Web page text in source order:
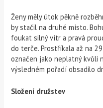
Ženy měly útok pěkně
by stačil na druhé místo.
foukat silný vítr a pravá
do terče. Prostříkala až na
označen jako neplatný kvůli
výsledném pořadí obsadilo
Složení družstev